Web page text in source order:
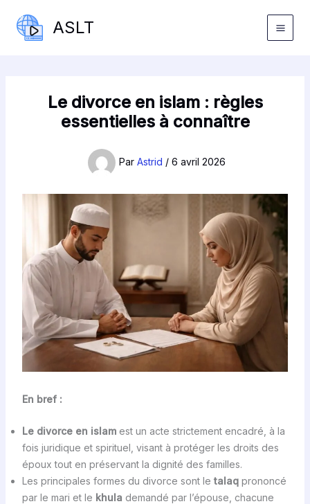
contenu
ASLT
Le divorce en islam : règles
essentielles à connaître
Par Astrid / 6 avril 2026
En bref :
Le divorce en islamest un acte strictement encadré, à la
fois juridique et spirituel, visant à protéger les droits des
époux tout en préservant la dignité des familles.
Les principales formes du divorce sont le talaqprononcé
par le mari et le khula demandé par l’épouse, chacune